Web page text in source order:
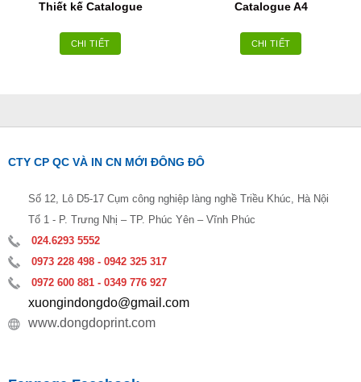
Thiết kế Catalogue
CHI TIẾT
Catalogue A4
CHI TIẾT
CTY CP QC VÀ IN CN MỚI ĐÔNG ĐÔ
Số 12, Lô D5-17 Cụm công nghiệp làng nghề Triều Khúc, Hà Nội
Tổ 1 - P. Trưng Nhị – TP. Phúc Yên – Vĩnh Phúc
024.6293 5552
0973 228 498 - 0942 325 317
0972 600 881 - 0349 776 927
xuongindongdo@gmail.com
www.dongdoprint.com